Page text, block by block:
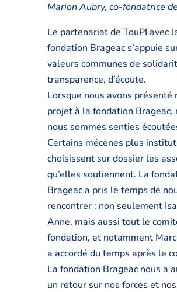
Marion Aubry, co-fondatrice
Le partenariat de TouPI avec
fondation Brageac s’appuie
valeurs communes de
transparence, d’écoute.
Lorsque nous avons présenté
projet à la fondation Brageac,
nous sommes senties
Certains mécènes plus
choisissent sur dossier les
qu’elles soutiennent. La
Brageac a pris le temps de
rencontrer : non seulement
Anne, mais aussi tout le
fondation, et notamment
a accordé du temps après le
La fondation Brageac nous a
un retour sur nos forces et